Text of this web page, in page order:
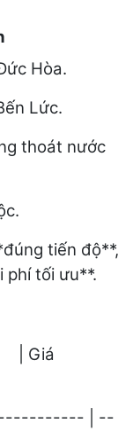
Hòa.
Lức.
thoát nước
tiến độ**,
phí tối ưu**.
Giá
| --